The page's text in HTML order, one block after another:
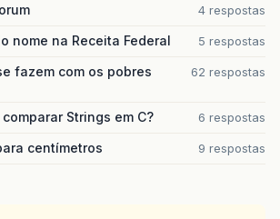
4 respostas
nome na Receita Federal 5 respostas
fazem com os pobres
62 respostas
Strings em C? 6 respostas
centímetros 9 respostas